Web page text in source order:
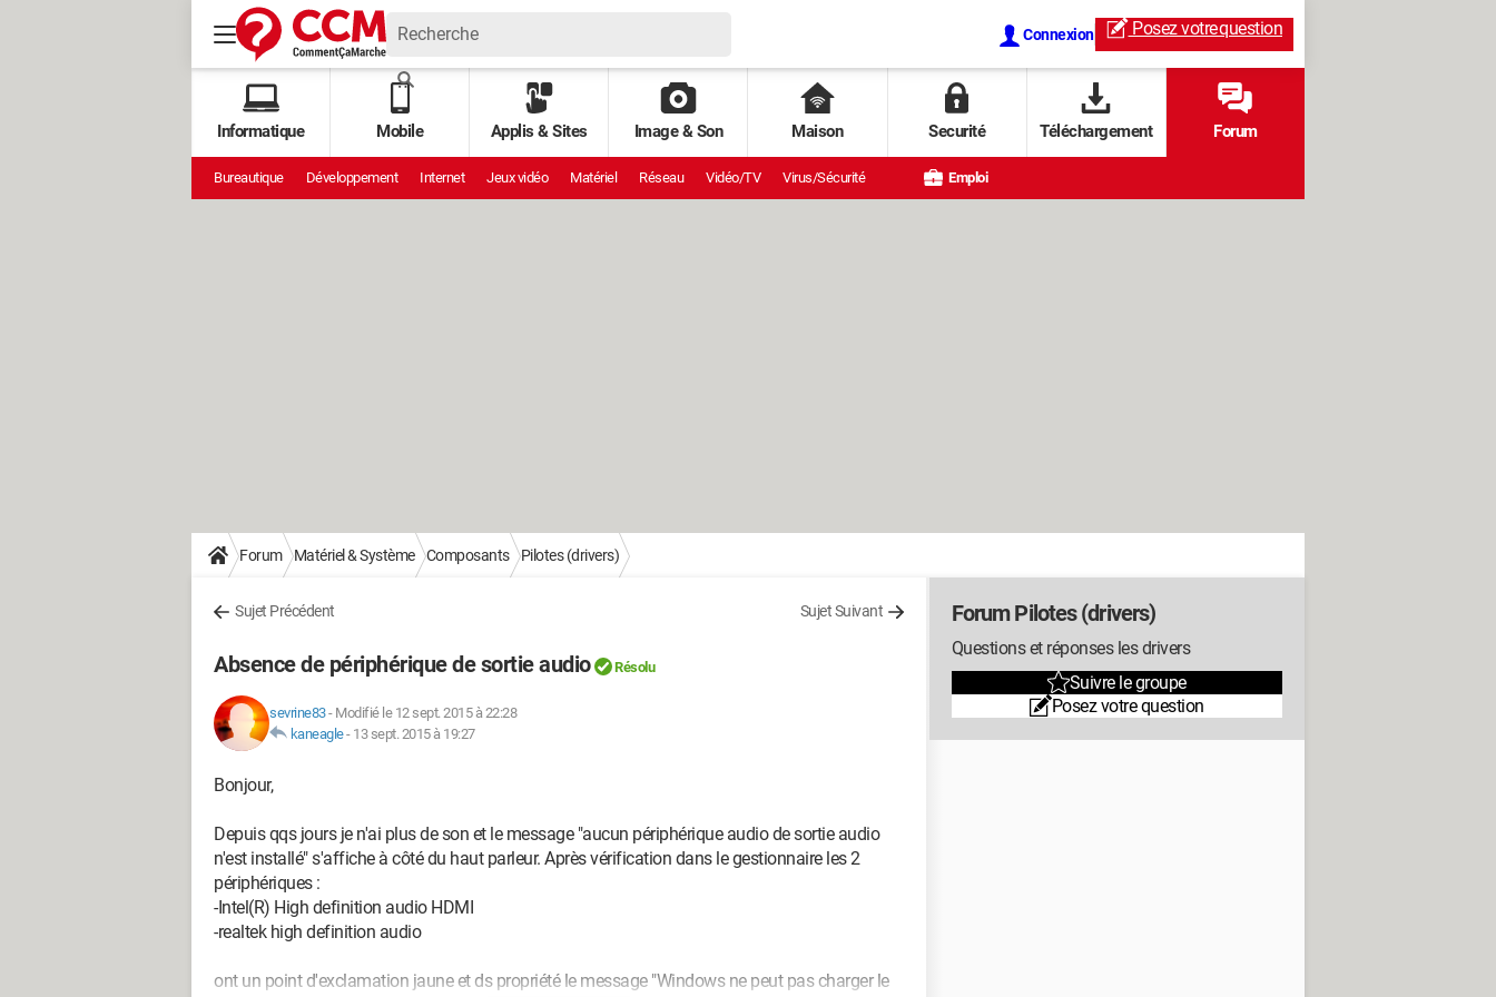
Connexion Posez votrequestion
Informatique Mobile Applis & Sites Image & Son Maison Securité Téléchargement Forum
Bureautique Développement Internet Jeux vidéo Matériel Réseau Vidéo/TV Virus/Sécurité Emploi
Forum Matériel & Système Composants Pilotes (drivers)
Sujet Précédent Sujet Suivant
Absence de périphérique de sortie audio Résolu
sevrine83- Modifié le 12 sept. 2015 à 22:28
kaneagle- 13 sept. 2015 à 19:27
Bonjour,
Depuis qqs jours je n'ai plus de son et le message "aucun périphérique audio de sortie audio
n'est installé" s'affiche à côté du haut parleur. Après vérification dans le gestionnaire les 2
périphériques :
-Intel(R) High definition audio HDMI
-realtek high definition audio
ont un point d'exclamation jaune et ds propriété le message "Windows ne peut pas charger le
Forum Pilotes (drivers)
Questions et réponses les drivers
Suivre le groupe
Posez votre question